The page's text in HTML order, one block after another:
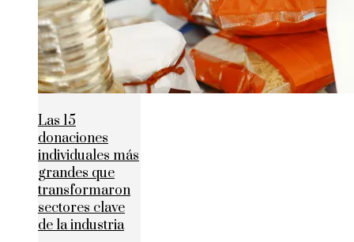
Las 15
donaciones
individuales más
grandes que
transformaron
sectores clave
de la industria